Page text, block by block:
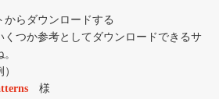
らダウンロードする
参考としてダウンロードできるサ
様